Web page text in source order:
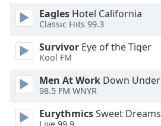
Opacity
Text
Background
Eagles Hotel California
Classic Hits 99.3
Survivor Eye of the Tiger
Kool FM
Men At Work Down Under
98.5 FM WNYR
EurythmicsSweet Dreams